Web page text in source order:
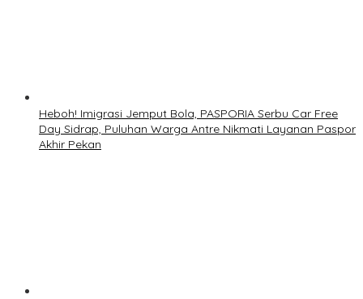
Heboh! Imigrasi Jemput Bola, PASPORIA Serbu Car Free
Day Sidrap, Puluhan Warga Antre Nikmati Layanan Paspor
Akhir Pekan